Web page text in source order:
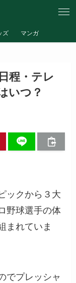
ズ マンガ
程・テレ
いつ？
ックから３大
野球選手の体
まれていま
でプレッシャ